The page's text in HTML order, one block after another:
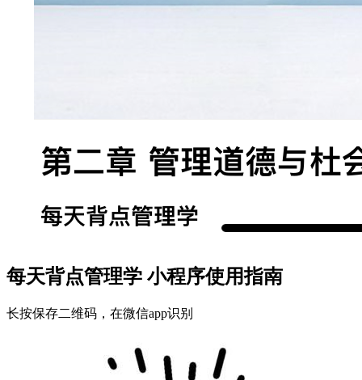
每天背点管理学 小程序使用指南
长按保存二维码，在微信app识别